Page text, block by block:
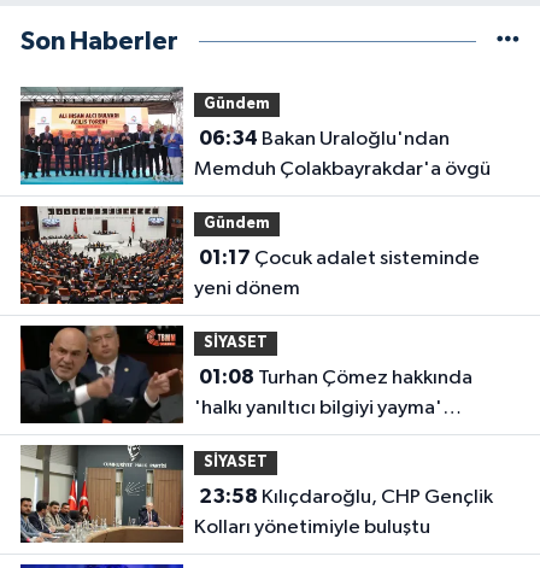
Son Haberler
Gündem
06:34
Memduh Çolakbayrakdar'a övgü
Gündem
01:17
yeni dönem
SİYASET
01:08
'halkı yanıltıcı bilgiyi yayma'
soruşturması
SİYASET
23:58
Kolları yönetimiyle buluştu